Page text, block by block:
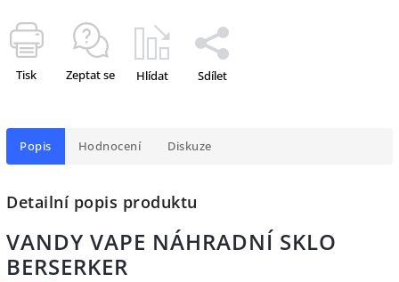
Tisk Zeptat se Hlídat Sdílet
Popis Hodnocení Diskuze
Detailní popis produktu
VANDY VAPE NÁHRADNÍ SKLO
BERSERKER